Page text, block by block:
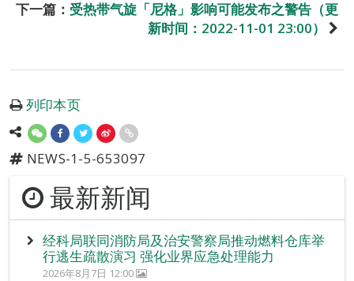
下一篇： 受热带气旋「尼格」影响可能发布之警告（更
新时间：2022-11-01 23:00）
列印本页
NEWS-1-5-653097
最新新闻
经科局联同消防局及治安警察局推动燃料仓库举
行逃生疏散演习 强化业界应急处理能力
2026年8月7日 12:00